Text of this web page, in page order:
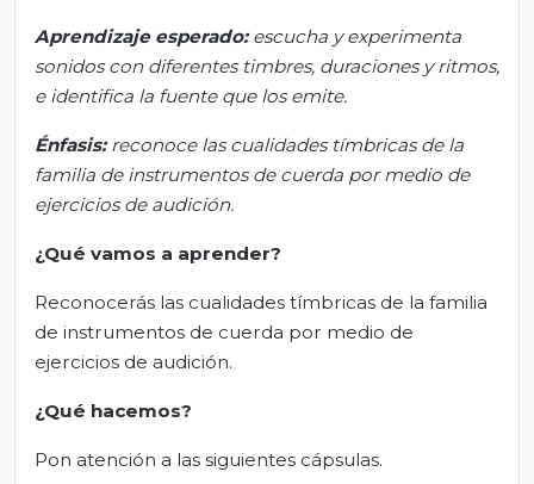
Aprendizaje esperado: escucha y experimenta
sonidos con diferentes timbres, duraciones y ritmos,
e identifica la fuente que los emite.
Énfasis: reconoce las cualidades tímbricas de la
familia de instrumentos de cuerda por medio de
ejercicios de audición.
¿Qué vamos a aprender?
Reconocerás las cualidades tímbricas de la familia
de instrumentos de cuerda por medio de
ejercicios de audición.
¿Qué hacemos?
Pon atención a las siguientes cápsulas.